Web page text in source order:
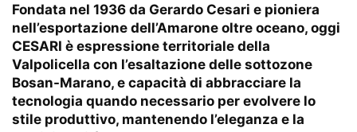
Fondata nel 1936 da Gerardo Cesari e pioniera
nell’esportazione dell’Amarone oltre oceano, oggi
CESARI è espressione territoriale della
Valpolicella con l’esaltazione delle sottozone
Bosan-Marano, e capacità di abbracciare la
tecnologia quando necessario per evolvere lo
stile produttivo, mantenendo l’eleganza e la